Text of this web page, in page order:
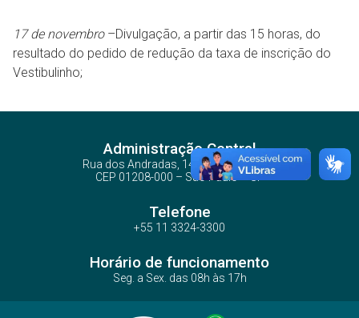
17 de novembro–Divulgação, a partir das 15 horas, do
resultado do pedido de redução da taxa de inscrição do
Vestibulinho;
Administração Central
Rua dos Andradas, 140 - Santa Ifigênia
CEP 01208-000 – São Paulo – SP
Telefone
+55 11 3324-3300
Horário de funcionamento
Seg. a Sex. das 08h às 17h